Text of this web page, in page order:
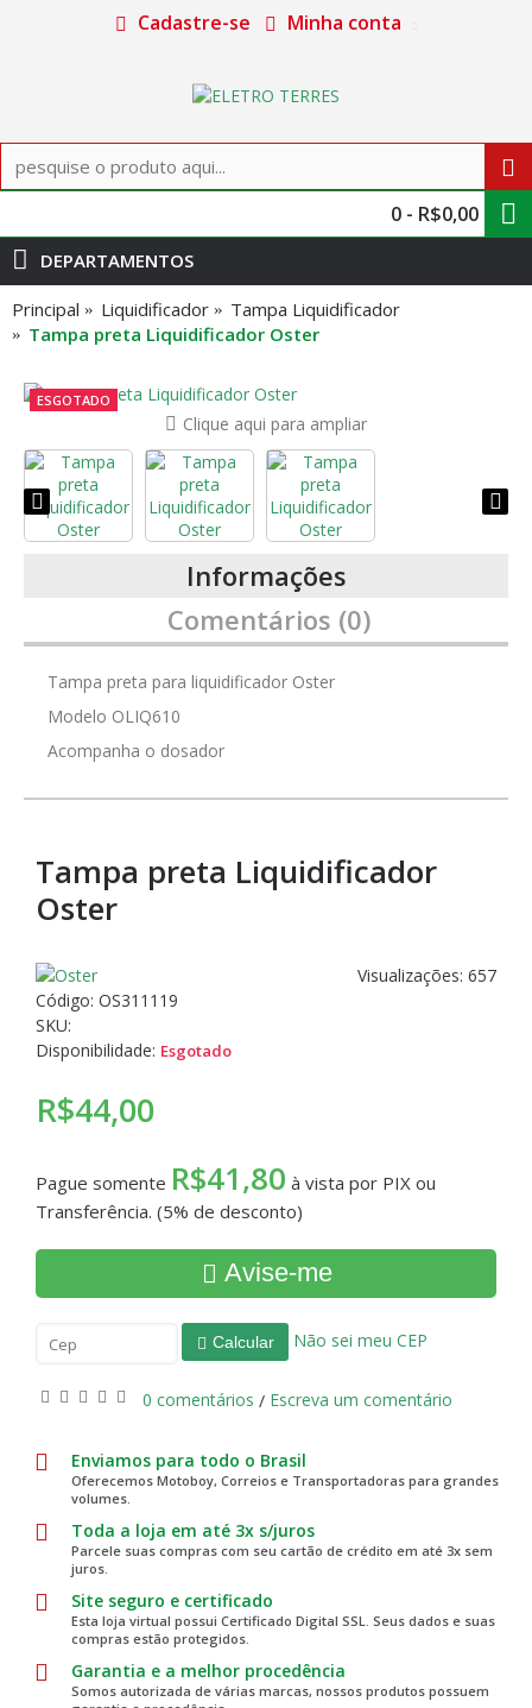
Cadastre-se Minha conta
0 - R$0,00
DEPARTAMENTOS
Principal Liquidificador
Tampa Liquidificador
Tampa preta Liquidificador Oster
ESGOTADO
Clique aqui para ampliar
Informações
Comentários (0)
Tampa preta para liquidificador Oster
Modelo OLIQ610
Acompanha o dosador
Tampa preta Liquidificador
Oster
Visualizações: 657
Código: OS311119
SKU:
Disponibilidade: Esgotado
R$44,00
Pague somente R$41,80 à vista por PIX ou
Transferência. (5% de desconto)
Avise-me
Calcular Não sei meu CEP
0 comentários / Escreva um comentário
Enviamos para todo o Brasil
Oferecemos Motoboy, Correios e Transportadoras para grandes
volumes.
Toda a loja em até 3x s/juros
Parcele suas compras com seu cartão de crédito em até 3x sem
juros.
Site seguro e certificado
Esta loja virtual possui Certificado Digital SSL. Seus dados e suas
compras estão protegidos.
Garantia e a melhor procedência
Somos autorizada de várias marcas, nossos produtos possuem